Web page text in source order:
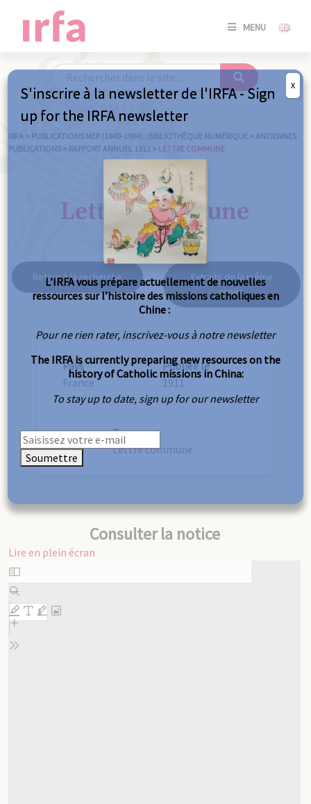
MENU
SE
/
IRFA > PUBLICATIONS MEP (1840-1964) : BIBLIOTHÈQUE NUMÉRIQUE > ANCIENNES
PUBLICATIONS > RAPPORT ANNUEL 1911 > LETTRE COMMUNE
Lettre commune
Retour à la recherche
Extraits de la même
année
Pays
France
Publiée le
1911
Type
Lettre commune
Consulter la notice
Lire en plein écran
Aller
au
contenu
PDF
S'inscrire à la newsletter de l'IRFA - Sign
up for the IRFA newsletter
L’IRFA vous prépare actuellement de nouvelles
ressources sur l’histoire des missions catholiques en
Chine :
Pour ne rien rater, inscrivez-vous à notre newsletter
The IRFA is currently preparing new resources on the
history of Catholic missions in China:
To stay up to date, sign up for our newsletter
Soumettre
X